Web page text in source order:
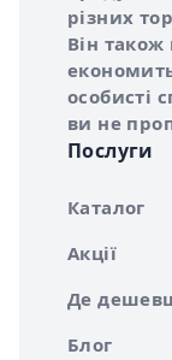
різних
Він
особисті
ви не
Послуги
Каталог
Акції
Де
Блог